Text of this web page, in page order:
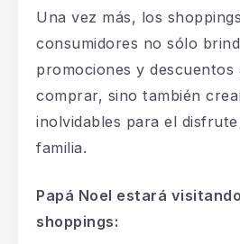
Una vez más, los
consumidores no sólo
promociones y descuentos
comprar, sino también
inolvidables para el
familia.
Papá Noel estará
shoppings: